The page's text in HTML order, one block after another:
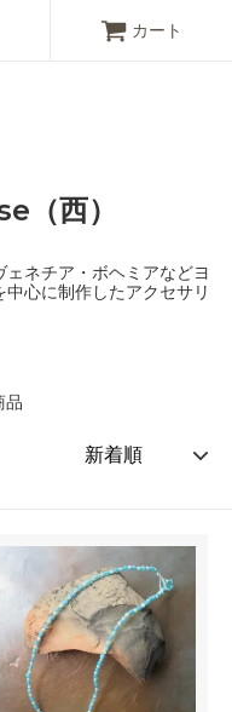
カート
（西）
ネチア・ボヘミアなどヨ
心に制作したアクセサリ
品